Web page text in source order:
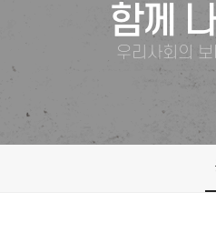
함께
우리사회의